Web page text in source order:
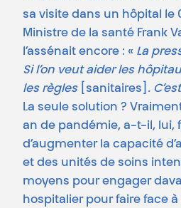
sa visite dans un hôpital le
Ministre de la santé Frank
l’assénait encore : « La
Si l’on veut aider les
les règles
[sanitaires] .
La seule solution ?
an de pandémie, a-t-il, lui,
d’augmenter la capacité
et des unités de soins
moyens pour engager
hospitalier pour faire face à